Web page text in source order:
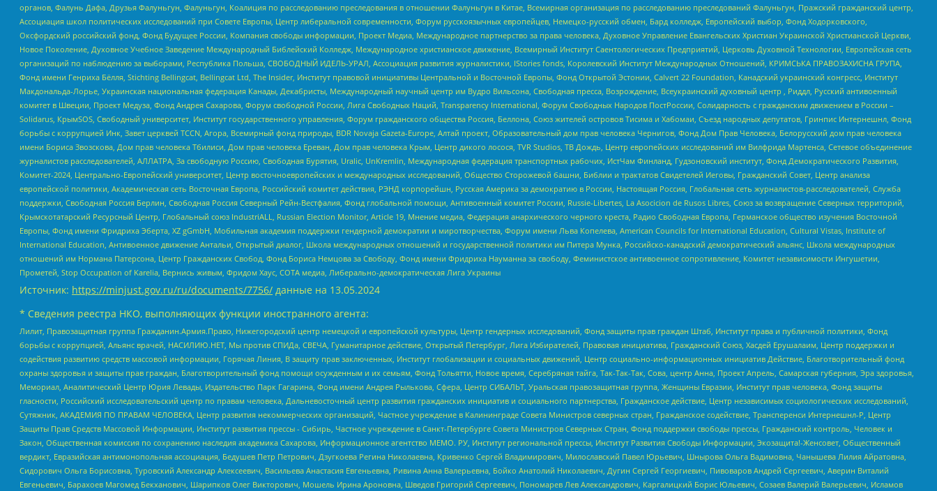
органов, Фалунь Дафа, Друзья Фалуньгун, Фалуньгун, Коалиция по расследованию преследования в отношении Фалуньгун в Китае, Всемирная организация по расследованию преследований Фалуньгун, Пражский гражданский центр,
Ассоциация школ политических исследований при Совете Европы, Центр либеральной современности, Форум русскоязычных европейцев, Немецко-русский обмен, Бард колледж, Европейский выбор, Фонд Ходорковского,
Оксфордский российский фонд, Фонд Будущее России, Компания свободы информации, Проект Медиа, Международное партнерство за права человека, Духовное Управление Евангельских Христиан Украинской Христианской Церкви,
Новое Поколение, Духовное Учебное Заведение Международный Библейский Колледж, Международное христианское движение, Всемирный Институт Саентологических Предприятий, Церковь Духовной Технологии, Европейская сеть
организаций по наблюдению за выборами, Республика Польша, СВОБОДНЫЙ ИДЕЛЬ-УРАЛ, Ассоциация развития журналистики, IStories fonds, Королевский Институт Международных Отношений, КРИМСЬКА ПРАВОЗАХИСНА ГРУПА,
Фонд имени Генриха Бёлля, Stichting Bellingcat, Bellingcat Ltd, The Insider, Институт правовой инициативы Центральной и Восточной Европы, Фонд Открытой Эстонии, Calvert 22 Foundation, Канадский украинский конгресс, Институт
Макдональда-Лорье, Украинская национальная федерация Канады, Декабристы, Международный научный центр им Вудро Вильсона, Свободная пресса, Возрождение, Всеукраинский духовный центр , Риддл, Русский антивоенный
комитет в Швеции, Проект Медуза, Фонд Андрея Сахарова, Форум свободной России, Лига Свободных Наций, Transparеncy International, Форум Свободных Народов ПостРоссии, Солидарность с гражданским движением в России –
Solidarus, КрымSOS, Свободный университет, Институт государственного управления, Форум гражданского общества Россия, Беллона, Союз жителей островов Тисима и Хабомаи, Съезд народных депутатов, Гринпис Интернешнл, Фонд
борьбы с коррупцией Инк, Завет церквей TCCN, Агора, Всемирный фонд природы, BDR Novaja Gazeta-Europe, Алтай проект, Образовательный дом прав человека Чернигов, Фонд Дом Прав Человека, Белорусский дом прав человека
имени Бориса Звозскова, Дом прав человека Тбилиси, Дом прав человека Ереван, Дом прав человека Крым, Центр дикого лосося, TVR Studios, ТВ Дождь, Центр европейских исследований им Вилфрида Мартенса, Сетевое объединение
журналистов расследователей, АЛЛАТРА, За свободную Россию, Свободная Бурятия, Uralic, UnKremlin, Международная федерация транспортных рабочих, ИстЧам Финланд, Гудзоновский институт, Фонд Демократического Развития,
Комитет-2024, Центрально-Европейский университет, Центр восточноевропейских и международных исследований, Общество Сторожевой башни, Библии и трактатов Свидетелей Иеговы, Гражданский Совет, Центр анализа
европейской политики, Академическая сеть Восточная Европа, Российский комитет действия, РЭНД корпорейшн, Русская Америка за демократию в России, Настоящая Россия, Глобальная сеть журналистов-расследователей, Служба
поддержки, Свободная Россия Берлин, Свободная Россия Северный Рейн-Вестфалия, Фонд глобальной помощи, Антивоенный комитет России, Russie-Libertes, La Asocicion de Rusos Libres, Союз за возвращение Северных территорий,
Крымскотатарский Ресурсный Центр, Глобальный союз IndustriALL, Russian Election Monitor, Article 19, Мнение медиа, Федерация анархического черного креста, Радио Свободная Европа, Германское общество изучения Восточной
Европы, Фонд имени Фридриха Эберта, XZ gGmbH, Мобильная академия поддержки гендерной демократии и миротворчества, Форум имени Льва Копелева, American Councils for International Education, Cultural Vistas, Institute of
International Education, Антивоенное движение Антальи, Открытый диалог, Школа международных отношений и государственной политики им Питера Мунка, Российско-канадский демократический альянс, Школа международных
отношений им Нормана Патерсона, Центр Гражданских Свобод, Фонд Бориса Немцова за Свободу, Фонд имени Фридриха Науманна за свободу, Феминистское антивоенное сопротивление, Комитет независимости Ингушетии,
Прометей, Stop Occupation of Karelia, Вернись живым, Фридом Хаус, СОТА медиа, Либерально-демократическая Лига Украины
Источник: https://minjust.gov.ru/ru/documents/7756/ данные на 13.05.2024
* Сведения реестра НКО, выполняющих функции иностранного агента:
Лилит, Правозащитная группа Гражданин.Армия.Право, Нижегородский центр немецкой и европейской культуры, Центр гендерных исследований, Фонд защиты прав граждан Штаб, Институт права и публичной политики, Фонд
борьбы с коррупцией, Альянс врачей, НАСИЛИЮ.НЕТ, Мы против СПИДа, СВЕЧА, Гуманитарное действие, Открытый Петербург, Лига Избирателей, Правовая инициатива, Гражданский Союз, Хасдей Ерушалаим, Центр поддержки и
содействия развитию средств массовой информации, Горячая Линия, В защиту прав заключенных, Институт глобализации и социальных движений, Центр социально-информационных инициатив Действие, Благотворительный фонд
охраны здоровья и защиты прав граждан, Благотворительный фонд помощи осужденным и их семьям, Фонд Тольятти, Новое время, Серебряная тайга, Так-Так-Так, Сова, центр Анна, Проект Апрель, Самарская губерния, Эра здоровья,
Мемориал, Аналитический Центр Юрия Левады, Издательство Парк Гагарина, Фонд имени Андрея Рылькова, Сфера, Центр СИБАЛЬТ, Уральская правозащитная группа, Женщины Евразии, Институт прав человека, Фонд защиты
гласности, Российский исследовательский центр по правам человека, Дальневосточный центр развития гражданских инициатив и социального партнерства, Гражданское действие, Центр независимых социологических исследований,
Сутяжник, АКАДЕМИЯ ПО ПРАВАМ ЧЕЛОВЕКА, Центр развития некоммерческих организаций, Частное учреждение в Калининграде Совета Министров северных стран, Гражданское содействие, Трансперенси Интернешнл-Р, Центр
Защиты Прав Средств Массовой Информации, Институт развития прессы - Сибирь, Частное учреждение в Санкт-Петербурге Совета Министров Северных Стран, Фонд поддержки свободы прессы, Гражданский контроль, Человек и
Закон, Общественная комиссия по сохранению наследия академика Сахарова, Информационное агентство МЕМО. РУ, Институт региональной прессы, Институт Развития Свободы Информации, Экозащита!-Женсовет, Общественный
вердикт, Евразийская антимонопольная ассоциация, Бедушев Петр Петрович, Дзугкоева Регина Николаевна, Кривенко Сергей Владимирович, Милославский Павел Юрьевич, Шнырова Ольга Вадимовна, Чанышева Лилия Айратовна,
Сидорович Ольга Борисовна, Туровский Александр Алексеевич, Васильева Анастасия Евгеньевна, Ривина Анна Валерьевна, Бойко Анатолий Николаевич, Дугин Сергей Георгиевич, Пивоваров Андрей Сергеевич, Аверин Виталий
Евгеньевич, Барахоев Магомед Бекханович, Шарипков Олег Викторович, Мошель Ирина Ароновна, Шведов Григорий Сергеевич, Пономарев Лев Александрович, Каргалицкий Борис Юльевич, Созаев Валерий Валерьевич, Исламов